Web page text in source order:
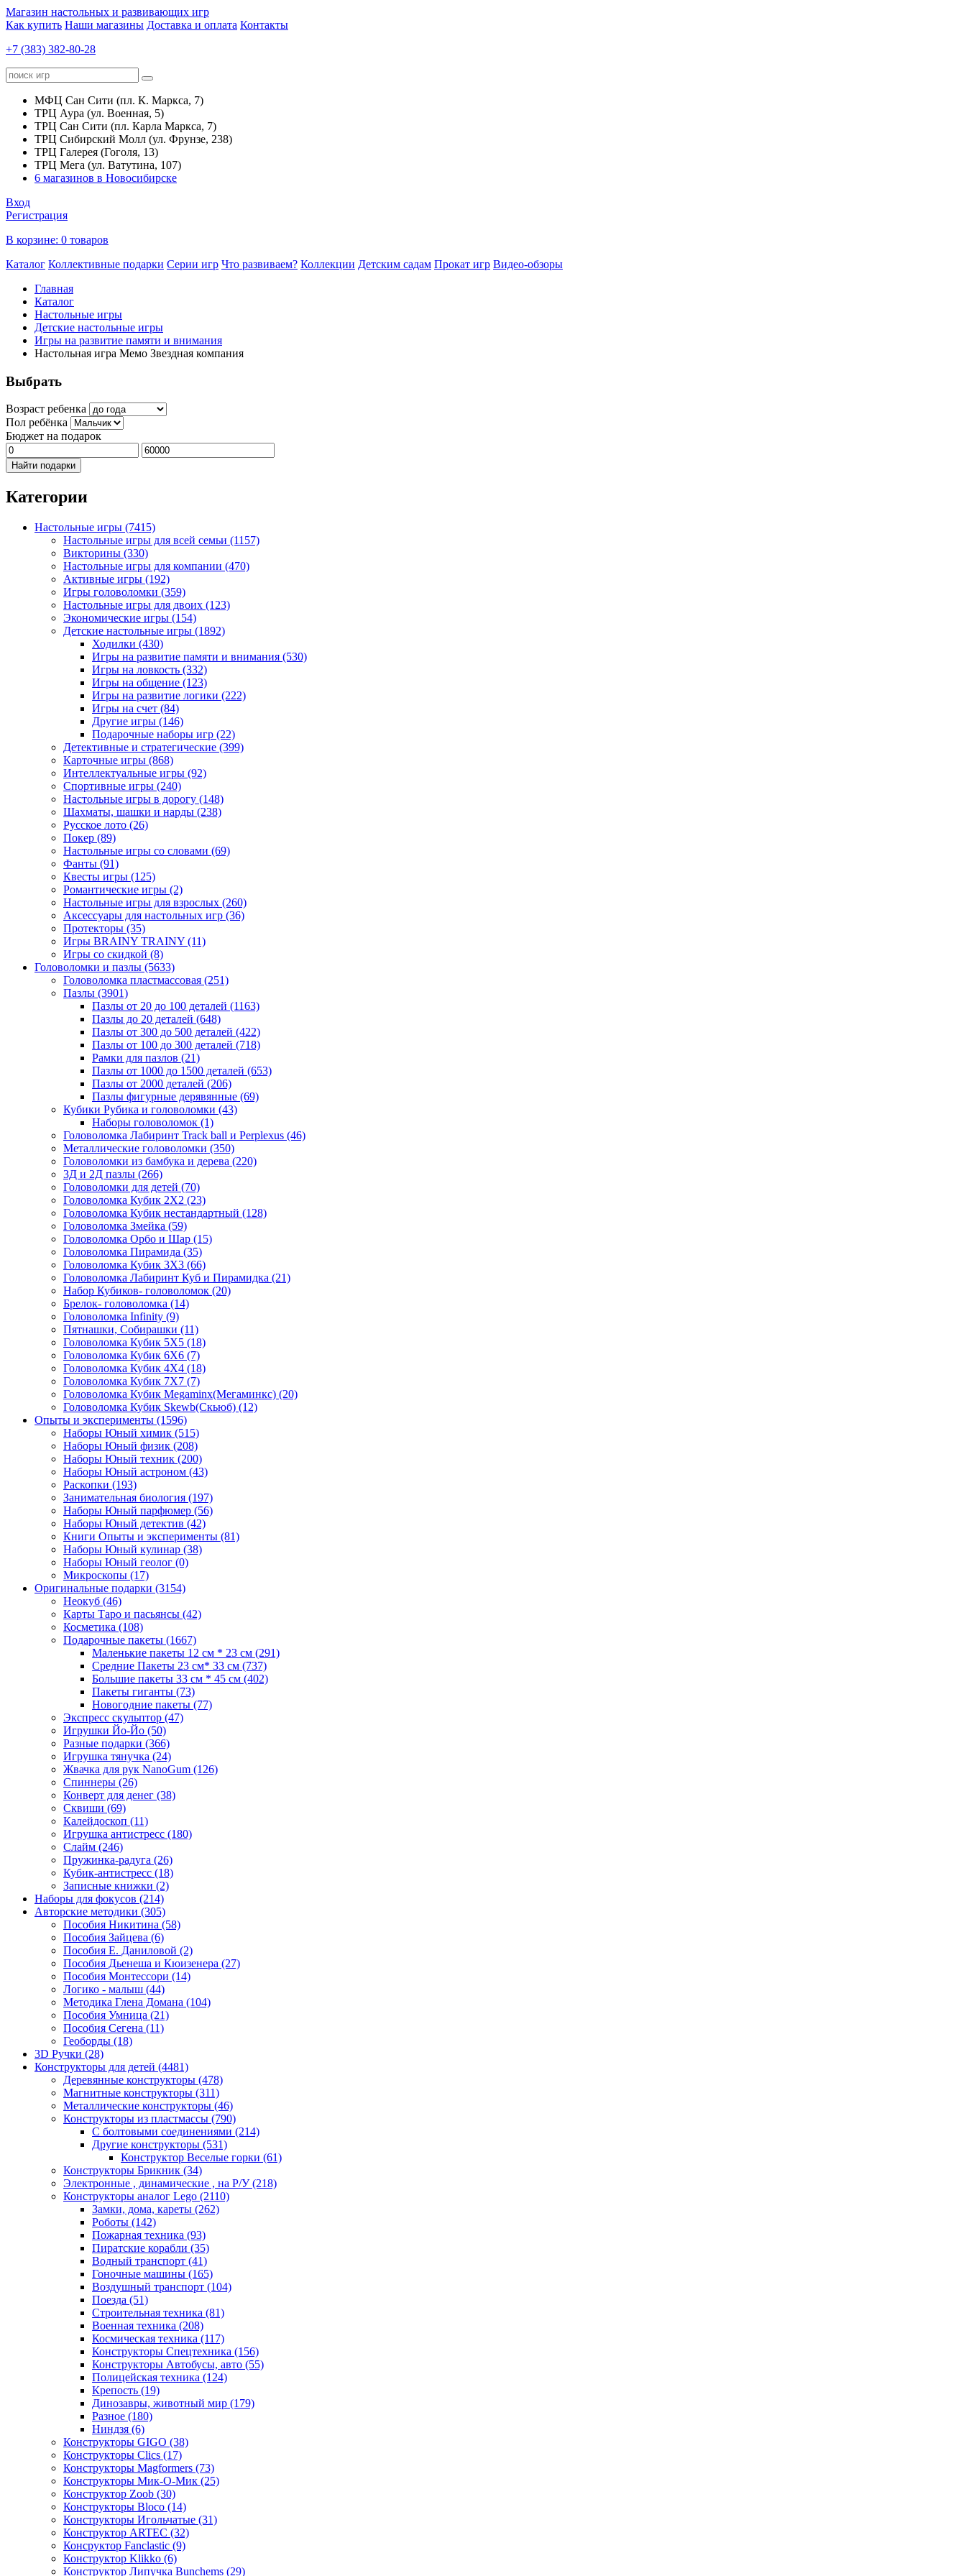
Магазин настольных и развивающих игр
Как купить Наши магазины Доставка и оплата Контакты
+7 (383) 382-80-28
МФЦ Сан Сити (пл. К. Маркса, 7)
ТРЦ Аура (ул. Военная, 5)
ТРЦ Сан Сити (пл. Карла Маркса, 7)
ТРЦ Сибирский Молл (ул. Фрунзе, 238)
ТРЦ Галерея (Гоголя, 13)
ТРЦ Мега (ул. Ватутина, 107)
6 магазинов в Новосибирске
Вход
Регистрация
В корзине: 0 товаров
Каталог Коллективные подарки Серии игр Что развиваем? Коллекции Детским садам Прокат игр Видео-обзоры
Главная
Каталог
Настольные игры
Детские настольные игры
Игры на развитие памяти и внимания
Настольная игра Мемо Звездная компания
Выбрать
Возраст ребенка
Пол ребёнка
Бюджет на подарок
Найти подарки
Категории
Настольные игры (7415)
Настольные игры для всей семьи (1157)
Викторины (330)
Настольные игры для компании (470)
Активные игры (192)
Игры головоломки (359)
Настольные игры для двоих (123)
Экономические игры (154)
Детские настольные игры (1892)
Ходилки (430)
Игры на развитие памяти и внимания (530)
Игры на ловкость (332)
Игры на общение (123)
Игры на развитие логики (222)
Игры на счет (84)
Другие игры (146)
Подарочные наборы игр (22)
Детективные и стратегические (399)
Карточные игры (868)
Интеллектуальные игры (92)
Спортивные игры (240)
Настольные игры в дорогу (148)
Шахматы, шашки и нарды (238)
Русское лото (26)
Покер (89)
Настольные игры со словами (69)
Фанты (91)
Квесты игры (125)
Романтические игры (2)
Настольные игры для взрослых (260)
Аксессуары для настольных игр (36)
Протекторы (35)
Игры BRAINY TRAINY (11)
Игры со скидкой (8)
Головоломки и пазлы (5633)
Головоломка пластмассовая (251)
Пазлы (3901)
Пазлы от 20 до 100 деталей (1163)
Пазлы до 20 деталей (648)
Пазлы от 300 до 500 деталей (422)
Пазлы от 100 до 300 деталей (718)
Рамки для пазлов (21)
Пазлы от 1000 до 1500 деталей (653)
Пазлы от 2000 деталей (206)
Пазлы фигурные дерявянные (69)
Кубики Рубика и головоломки (43)
Наборы головоломок (1)
Головоломка Лабиринт Track ball и Perplexus (46)
Металлические головоломки (350)
Головоломки из бамбука и дерева (220)
3Д и 2Д пазлы (266)
Головоломки для детей (70)
Головоломка Кубик 2Х2 (23)
Головоломка Кубик нестандартный (128)
Головоломка Змейка (59)
Головоломка Орбо и Шар (15)
Головоломка Пирамида (35)
Головоломка Кубик 3Х3 (66)
Головоломка Лабиринт Куб и Пирамидка (21)
Набор Кубиков- головоломок (20)
Брелок- головоломка (14)
Головоломка Infinity (9)
Пятнашки, Собирашки (11)
Головоломка Кубик 5Х5 (18)
Головоломка Кубик 6Х6 (7)
Головоломка Кубик 4Х4 (18)
Головоломка Кубик 7Х7 (7)
Головоломка Кубик Megaminx(Мегаминкс) (20)
Головоломка Кубик Skewb(Скьюб) (12)
Опыты и эксперименты (1596)
Наборы Юный химик (515)
Наборы Юный физик (208)
Наборы Юный техник (200)
Наборы Юный астроном (43)
Раскопки (193)
Занимательная биология (197)
Наборы Юный парфюмер (56)
Наборы Юный детектив (42)
Книги Опыты и эксперименты (81)
Наборы Юный кулинар (38)
Наборы Юный геолог (0)
Микроскопы (17)
Оригинальные подарки (3154)
Неокуб (46)
Карты Таро и пасьянсы (42)
Косметика (108)
Подарочные пакеты (1667)
Маленькие пакеты 12 см * 23 см (291)
Средние Пакеты 23 см* 33 см (737)
Большие пакеты 33 см * 45 см (402)
Пакеты гиганты (73)
Новогодние пакеты (77)
Экспресс скульптор (47)
Игрушки Йо-Йо (50)
Разные подарки (366)
Игрушка тянучка (24)
Жвачка для рук NanoGum (126)
Спиннеры (26)
Конверт для денег (38)
Сквиши (69)
Калейдоскоп (11)
Игрушка антистресс (180)
Слайм (246)
Пружинка-радуга (26)
Кубик-антистресс (18)
Записные книжки (2)
Наборы для фокусов (214)
Авторские методики (305)
Пособия Никитина (58)
Пособия Зайцева (6)
Пособия Е. Даниловой (2)
Пособия Дьенеша и Кюизенера (27)
Пособия Монтессори (14)
Логико - малыш (44)
Методика Глена Домана (104)
Пособия Умница (21)
Пособия Сегена (11)
Геоборды (18)
3D Ручки (28)
Конструкторы для детей (4481)
Деревянные конструкторы (478)
Магнитные конструкторы (311)
Металлические конструкторы (46)
Конструкторы из пластмассы (790)
С болтовыми соединениями (214)
Другие конструкторы (531)
Конструктор Веселые горки (61)
Конструкторы Брикник (34)
Электронные , динамические , на Р/У(218)
Конструкторы аналог Lego (2110)
Замки, дома, кареты (262)
Роботы (142)
Пожарная техника (93)
Пиратские корабли (35)
Водный транспорт (41)
Гоночные машины (165)
Воздушный транспорт (104)
Поезда (51)
Строительная техника (81)
Военная техника (208)
Космическая техника (117)
Конструкторы Спецтехника (156)
Конструкторы Автобусы, авто (55)
Полицейская техника (124)
Крепость (19)
Динозавры, животный мир (179)
Разное (180)
Ниндзя (6)
Конструкторы GIGO (38)
Конструкторы Clics (17)
Конструкторы Magformers (73)
Конструкторы Мик-О-Мик (25)
Конструктор Zoob (30)
Конструкторы Bloco (14)
Конструкторы Игольчатые (31)
Конструктор ARTEC (32)
Консруктор Fanclastic (9)
Конструктор Klikko (6)
Конструктор Липучка Bunchems (29)